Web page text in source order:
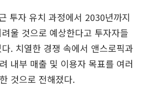
투자 유치 과정에서 2030년까지
울 것으로 예상한다고 투자자들
. 치열한 경쟁 속에서 앤스로픽과
내부 매출 및 이용자 목표를 여러
것으로 전해졌다.